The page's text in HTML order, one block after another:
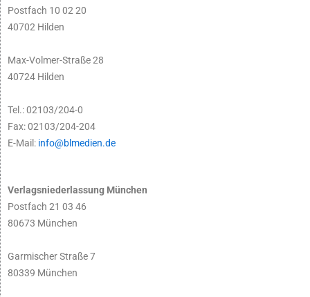
Postfach 10 02 20
40702 Hilden
Max-Volmer-Straße 28
40724 Hilden
Tel.: 02103/204-0
Fax: 02103/204-204
E-Mail: info@blmedien.de
Verlagsniederlassung München
Postfach 21 03 46
80673 München
Garmischer Straße 7
80339 München